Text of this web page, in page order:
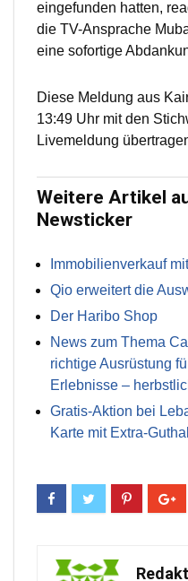
eingefunden hatten,
die TV-Ansprache
eine sofortige
Diese Meldung aus
13:49 Uhr mit den
Livemeldung
Weitere Artikel
Newsticker
Immobilienverkauf
Qio erweitert die
Der Haribo Shop
News zum Thema
richtige Ausrüstung
Erlebnisse –
Gratis-Aktion bei
Karte mit Extra-